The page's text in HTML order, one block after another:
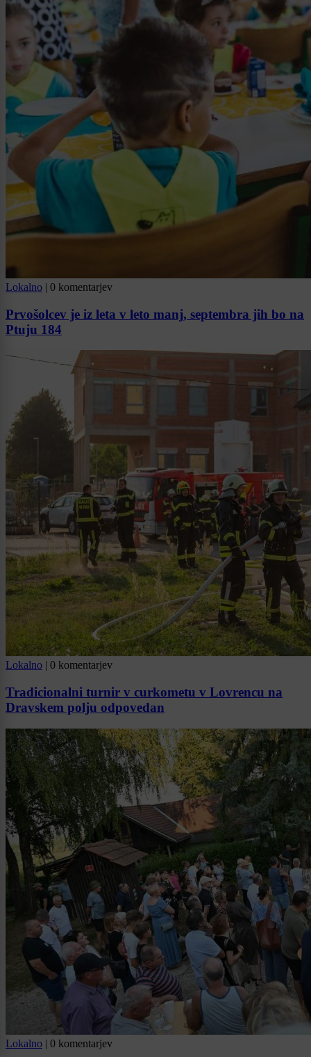
Lokalno | 0 komentarjev
Prvošolcev je iz leta v leto manj, septembra jih bo na
Ptuju 184
Lokalno | 0 komentarjev
Tradicionalni turnir v curkometu v Lovrencu na
Dravskem polju odpovedan
Lokalno | 0 komentarjev